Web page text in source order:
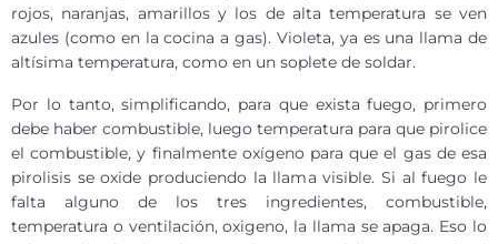
rojos, naranjas, amarillos y los de alta temperatura se ven
azules (como en la cocina a gas). Violeta, ya es una llama de
altísima temperatura, como en un soplete de soldar.
Por lo tanto, simplificando, para que exista fuego, primero
debe haber combustible, luego temperatura para que pirolice
el combustible, y finalmente oxígeno para que el gas de esa
pirolisis se oxide produciendo la llama visible. Si al fuego le
falta alguno de los tres ingredientes, combustible,
temperatura o ventilación, oxigeno, la llama se apaga. Eso lo